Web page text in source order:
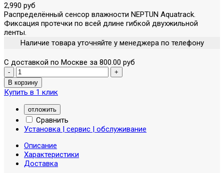
2,990 руб
Распределённый сенсор влажности NEPTUN Aquatrack.
Фиксация протечки по всей длине гибкой двухжильной
ленты.
Наличие товара уточняйте у менеджера по телефону
С доставкой по Москве за 800.00 руб
Купить в 1 клик
отложить
Сравнить
Установка | сервис | обслуживание
Описание
Характеристики
Доставка